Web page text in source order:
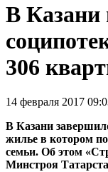
В Казани
306
14 февраля 2017
В Казани
жилье в котором
семьи. Об этом
Минстроя